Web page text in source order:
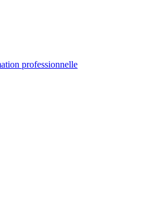
professionnelle